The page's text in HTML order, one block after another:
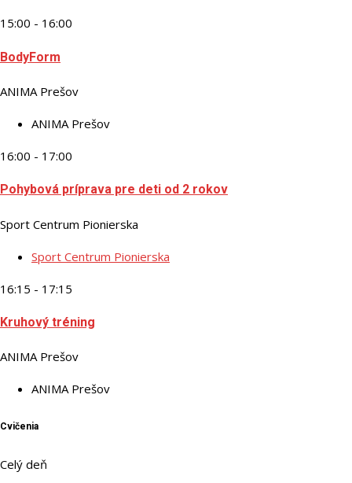
15:00 - 16:00
BodyForm
ANIMA Prešov
ANIMA Prešov
16:00 - 17:00
Pohybová príprava pre deti od 2 rokov
Sport Centrum Pionierska
Sport Centrum Pionierska
16:15 - 17:15
Kruhový tréning
ANIMA Prešov
ANIMA Prešov
Cvičenia
Celý deň